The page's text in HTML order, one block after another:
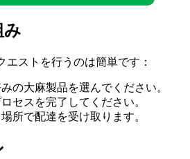
み
エストを行うのは簡単です：
の大麻製品を選んでください。
セスを完了してください。
所で配達を受け取ります。